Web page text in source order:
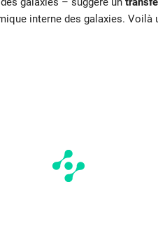
interne des galaxies. Voilà